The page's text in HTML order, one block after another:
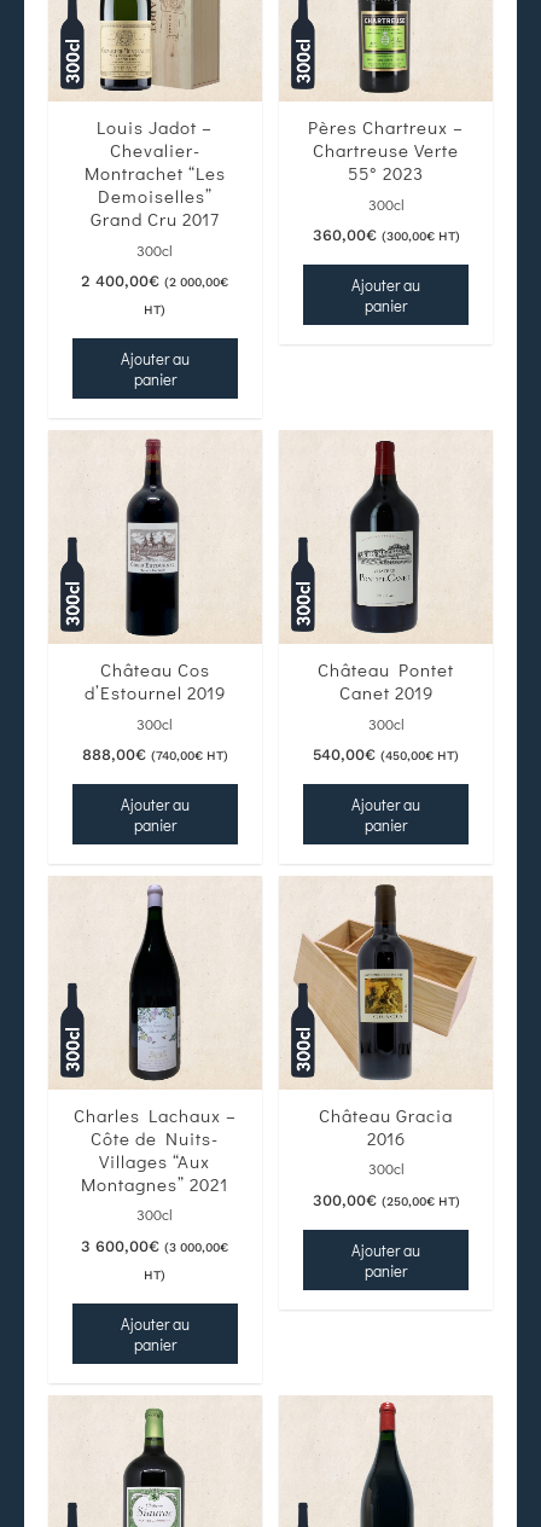
Louis Jadot –
Chevalier-
Montrachet “Les
Demoiselles”
Grand Cru 2017
300cl
2 400,00€ (2 000,00€
HT)
Ajouter au
panier
Pères Chartreux –
Chartreuse Verte
55° 2023
300cl
360,00€ (300,00€HT)
Ajouter au
panier
Château Cos
d’Estournel 2019
300cl
888,00€ (740,00€HT)
Ajouter au
panier
Château Pontet
Canet 2019
300cl
540,00€ (450,00€ HT)
Ajouter au
panier
Charles Lachaux –
Côte de Nuits-
Villages “Aux
Montagnes” 2021
300cl
3 600,00€ (3 000,00€
HT)
Ajouter au
panier
Château Gracia
2016
300cl
300,00€ (250,00€HT)
Ajouter au
panier